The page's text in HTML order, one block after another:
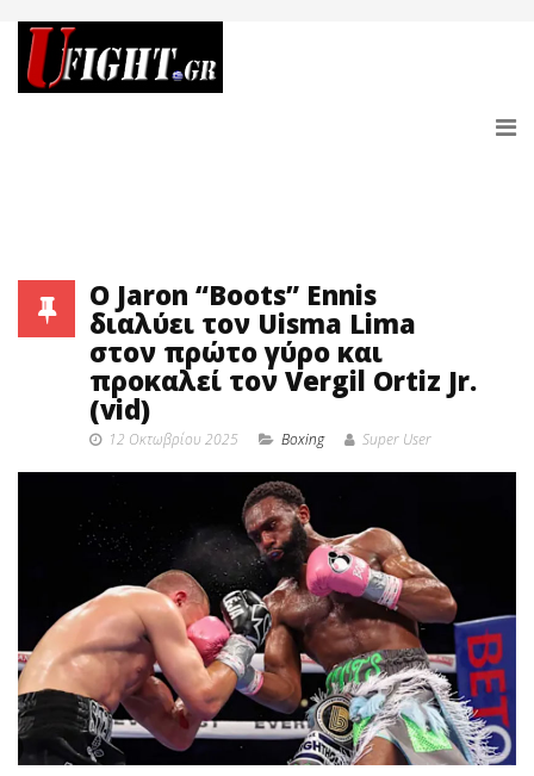
Ο Jaron “Boots” Ennis
διαλύει τον Uisma Lima
στον πρώτο γύρο και
προκαλεί τον Vergil Ortiz Jr.
(vid)
12 Οκτωβρίου 2025 Boxing Super User